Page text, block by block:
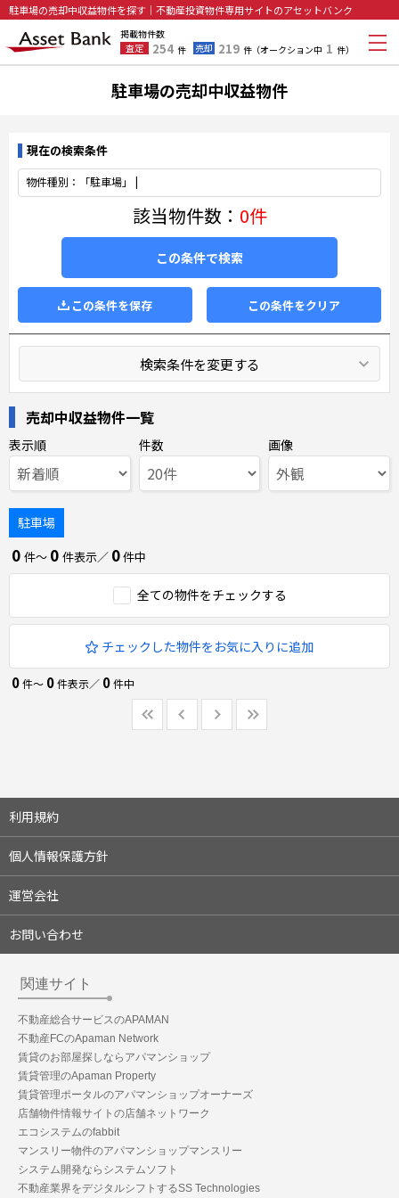
駐車場の売却中収益物件を探す｜不動産投資物件専用サイトのアセットバンク
掲載物件数
査定
254 件 売却 219 件（オークション中 1 件）
駐車場の売却中収益物件
現在の検索条件
物件種別：「駐車場」 |
該当物件数： 0件
この条件で検索
この条件を保存 この条件をクリア
検索条件を変更する
売却中収益物件一覧
表示順 件数 画像
駐車場
0 件〜 0 件表示／ 0件中
全ての物件をチェックする
チェックした物件をお気に入りに追加
0件〜 0件表示／ 0件中
利用規約
個人情報保護方針
運営会社
お問い合わせ
関連サイト
不動産総合サービスのAPAMAN
不動産FCのApaman Network
賃貸のお部屋探しならアパマンショップ
賃貸管理のApaman Property
賃貸管理ポータルのアパマンショップオーナーズ
店舗物件情報サイトの店舗ネットワーク
エコシステムのfabbit
マンスリー物件のアパマンショップマンスリー
システム開発ならシステムソフト
不動産業界をデジタルシフトするSS Technologies